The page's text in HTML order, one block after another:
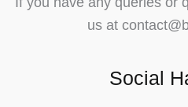
us at
Social